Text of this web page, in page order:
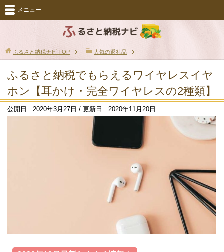
メニュー
ふるさと納税ナビ TOP 人気の返礼品
ふるさと納税でもらえるワイヤレスイヤ
ホン【耳かけ・完全ワイヤレスの2種類】
公開日 : 2020年3月27日 / 更新日 : 2020年11月20日